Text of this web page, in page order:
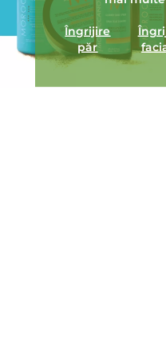
Îngrijire
păr